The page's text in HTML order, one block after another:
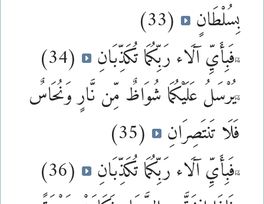
بِسُلْطَانٍ
(33)
فَبِأَيِّ آلَاء رَبِّكُمَا تُكَذِّبَانِ
(34)
يُرْسَلُ عَلَيْكُمَا شُوَاظٌ مِّن نَّارٍ وَنُحَاسٌ
فَلَا تَنتَصِرَانِ
(35)
فَبِأَيِّ آلَاء رَبِّكُمَا تُكَذِّبَانِ
(36)